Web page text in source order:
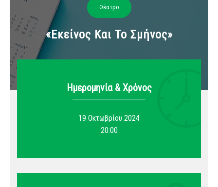
Θέατρο
«Εκείνος Και Το Σμήνος»
Ημερομηνία & Xρόνος
19 Οκτωβρίου 2024
20:00